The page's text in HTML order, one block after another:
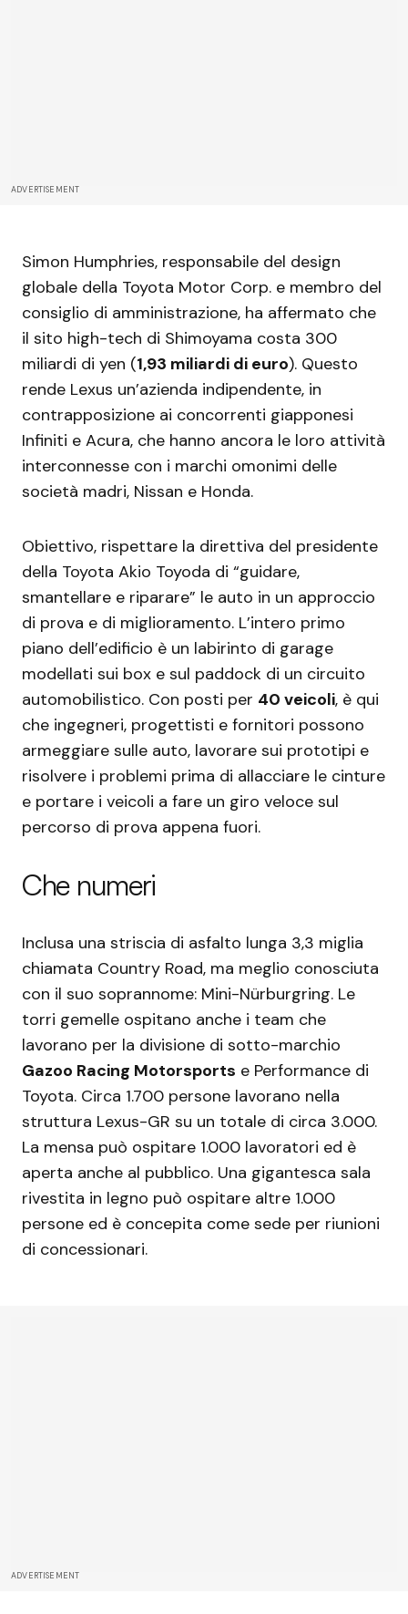
ADVERTISEMENT
Simon Humphries, responsabile del design
globale della Toyota Motor Corp. e membro del
consiglio di amministrazione, ha affermato che
il sito high-tech di Shimoyama costa 300
miliardi di yen (1,93 miliardi di euro). Questo
rende Lexus un’azienda indipendente, in
contrapposizione ai concorrenti giapponesi
Infiniti e Acura, che hanno ancora le loro attività
interconnesse con i marchi omonimi delle
società madri, Nissan e Honda.
Obiettivo, rispettare la direttiva del presidente
della Toyota Akio Toyoda di “guidare,
smantellare e riparare” le auto in un approccio
di prova e di miglioramento. L’intero primo
piano dell’edificio è un labirinto di garage
modellati sui box e sul paddock di un circuito
automobilistico. Con posti per 40 veicoli, è qui
che ingegneri, progettisti e fornitori possono
armeggiare sulle auto, lavorare sui prototipi e
risolvere i problemi prima di allacciare le cinture
e portare i veicoli a fare un giro veloce sul
percorso di prova appena fuori.
Che numeri
Inclusa una striscia di asfalto lunga 3,3 miglia
chiamata Country Road, ma meglio conosciuta
con il suo soprannome: Mini-Nürburgring. Le
torri gemelle ospitano anche i team che
lavorano per la divisione di sotto-marchio
Gazoo Racing Motorsports e Performance di
Toyota. Circa 1.700 persone lavorano nella
struttura Lexus-GR su un totale di circa 3.000.
La mensa può ospitare 1.000 lavoratori ed è
aperta anche al pubblico. Una gigantesca sala
rivestita in legno può ospitare altre 1.000
persone ed è concepita come sede per riunioni
di concessionari.
ADVERTISEMENT